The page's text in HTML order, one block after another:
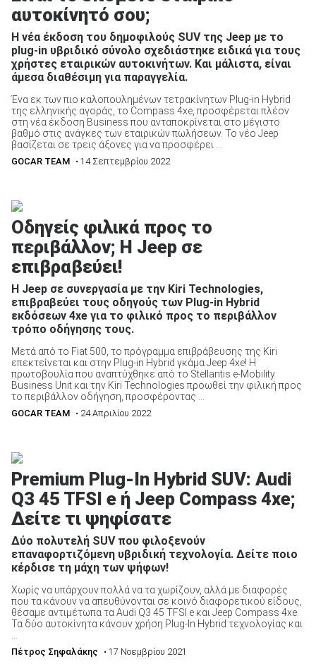
αυτοκίνητό σου;
Η νέα έκδοση του δημοφιλούς SUV της Jeep με το
plug-in υβριδικό σύνολο σχεδιάστηκε ειδικά για τους
χρήστες εταιρικών αυτοκινήτων. Και μάλιστα, είναι
άμεσα διαθέσιμη για παραγγελία.
Ένα εκ των πιο καλοπουλημένων τετρακίνητων Plug-in Hybrid
της ελληνικής αγοράς, το Compass 4xe, προσφέρεται πλέον
στη νέα έκδοση Business που ανταποκρίνεται στο μέγιστο
βαθμό στις ανάγκες των εταιρικών πωλήσεων. Το νέο Jeep
βασίζεται σε τρεις άξονες για να προσφέρει ...
GOCAR TEAM • 14 Σεπτεμβρίου 2022
Οδηγείς φιλικά προς το
περιβάλλον; Η Jeep σε
επιβραβεύει!
Η Jeep σε συνεργασία με την Kiri Technologies,
επιβραβεύει τους οδηγούς των Plug-in Hybrid
εκδόσεων 4xe για το φιλικό προς το περιβάλλον
τρόπο οδήγησης τους.
Μετά από το Fiat 500, το πρόγραμμα επιβράβευσης της Kiri
επεκτείνεται και στην Plug-in Hybrid γκάμα Jeep 4xe! Η
πρωτοβουλία που αναπτύχθηκε από τo Stellantis e-Mobility
Business Unit και την Kiri Technologies προωθεί την φιλική προς
το περιβάλλον οδήγηση, προσφέροντας ...
GOCAR TEAM • 24 Απριλίου 2022
Premium Plug-In Hybrid SUV: Audi
Q3 45 TFSI e ή Jeep Compass 4xe;
Δείτε τι ψηφίσατε
Δύο πολυτελή SUV που φιλοξενούν
επαναφορτιζόμενη υβριδική τεχνολογία. Δείτε ποιο
κέρδισε τη μάχη των ψήφων!
Χωρίς να υπάρχουν πολλά να τα χωρίζουν, αλλά με διαφορές
που τα κάνουν να απευθύνονται σε κοινό διαφορετικού είδους,
θέσαμε αντιμέτωπα τα Audi Q3 45 TFSI e και Jeep Compass 4xe.
Τα δύο αυτοκίνητα κάνουν χρήση Plug-In Hybrid τεχνολογίας και
Πέτρος Σηφαλάκης • 17 Νοεμβρίου 2021